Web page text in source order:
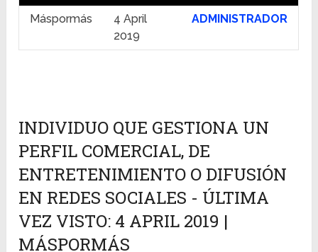
Máspormás
4 April
2019
ADMINISTRADOR
INDIVIDUO QUE GESTIONA UN
PERFIL COMERCIAL, DE
ENTRETENIMIENTO O DIFUSIÓN
EN REDES SOCIALES - ÚLTIMA
VEZ VISTO: 4 APRIL 2019 |
MÁSPORMÁS